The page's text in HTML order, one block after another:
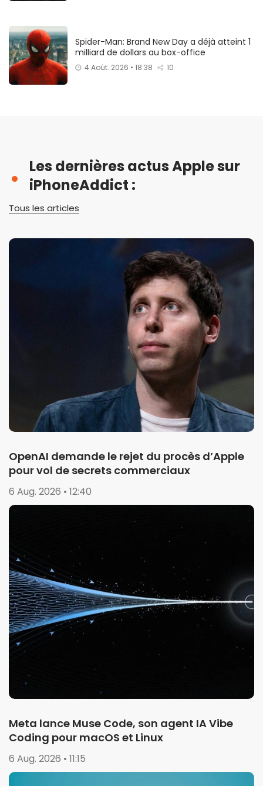
Spider-Man: Brand New Day a déjà atteint 1
milliard de dollars au box-office
4 Août. 2026 • 18:38 10
Les dernières actus Apple sur
iPhoneAddict :
Tous les articles
OpenAI demande le rejet du procès d’Apple
pour vol de secrets commerciaux
6 Aug. 2026 • 12:40
Meta lance Muse Code, son agent IA Vibe
Coding pour macOS et Linux
6 Aug. 2026 • 11:15